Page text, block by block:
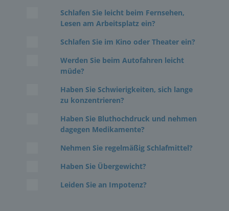
Schlafen Sie leicht beim Fernsehen,
Lesen am Arbeitsplatz ein?
Schlafen Sie im Kino oder Theater ein?
Werden Sie beim Autofahren leicht
müde?
Haben Sie Schwierigkeiten, sich lange
zu konzentrieren?
Haben Sie Bluthochdruck und nehmen
dagegen Medikamente?
Nehmen Sie regelmäßig Schlafmittel?
Haben Sie Übergewicht?
Leiden Sie an Impotenz?